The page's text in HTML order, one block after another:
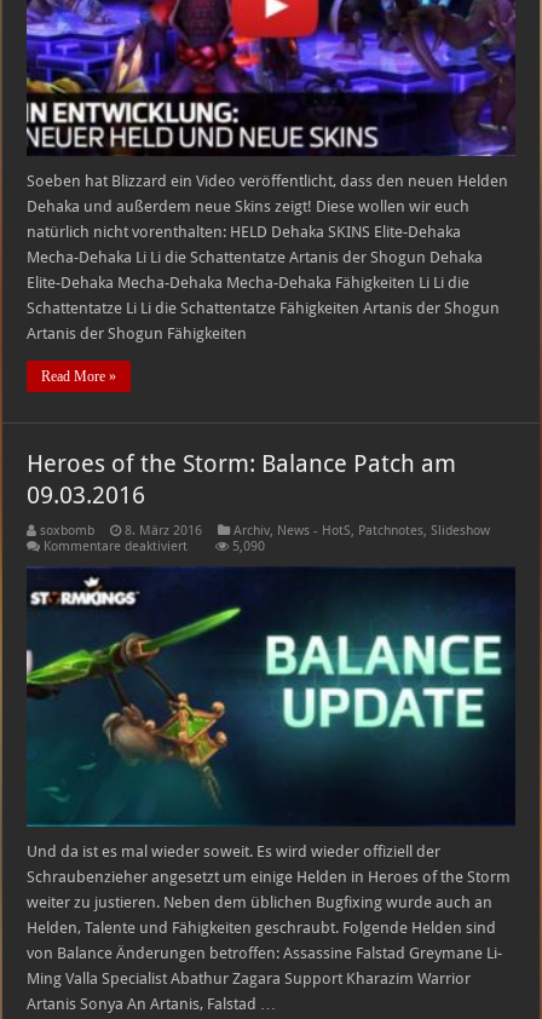
Soeben hat Blizzard ein Video veröffentlicht, dass den neuen Helden
Dehaka und außerdem neue Skins zeigt! Diese wollen wir euch
natürlich nicht vorenthalten: HELD Dehaka SKINS Elite-Dehaka
Mecha-Dehaka Li Li die Schattentatze Artanis der Shogun Dehaka
Elite-Dehaka Mecha-Dehaka Mecha-Dehaka Fähigkeiten Li Li die
Schattentatze Li Li die Schattentatze Fähigkeiten Artanis der Shogun
Artanis der Shogun Fähigkeiten
Read More »
Heroes of the Storm: Balance Patch am
09.03.2016
soxbomb 8. März 2016 Archiv, News - HotS, Patchnotes,Slideshow
Kommentare deaktiviertfür
Storm:
Balance
Patch
5,090
Und da ist es mal wieder soweit. Es wird wieder offiziell der
Schraubenzieher angesetzt um einige Helden in Heroes of the Storm
weiter zu justieren. Neben dem üblichen Bugfixing wurde auch an
Helden, Talente und Fähigkeiten geschraubt. Folgende Helden sind
von Balance Änderungen betroffen: Assassine Falstad Greymane Li-
Ming Valla Specialist Abathur Zagara Support Kharazim Warrior
Artanis Sonya An Artanis, Falstad …